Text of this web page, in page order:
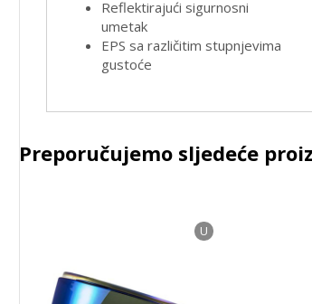
Reflektirajući sigurnosni
umetak
EPS sa različitim stupnjevima
gustoće
Preporučujemo sljedeće
U